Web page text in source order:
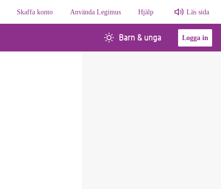
Skaffa konto Använda Legimus Hjälp Läs sida
Barn & unga Logga in